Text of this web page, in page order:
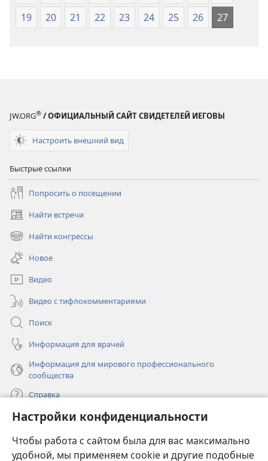
Настройки конфиденциальности
Чтобы работа с сайтом была для вас максимально
удобной, мы применяем cookie и другие подобные
19
20 21 22 23 24 25 26 27
JW.ORG® / ОФИЦИАЛЬНЫЙ САЙТ СВИДЕТЕЛЕЙ ИЕГОВЫ
Настроить внешний вид
Быстрые ссылки
Попросить о посещении
Найти встречи
(открывается
в
новом
окне)
Найти конгрессы
(открывается
новом
окне)
Новое
Видео
Видео с тифлокомментариями
Поиск
Информация для врачей
Информация для мирового профессионального
сообщества
Справка
Пожертвования
в
новомОНЛАЙН-БИБЛИОТЕКА Сторожевой башни